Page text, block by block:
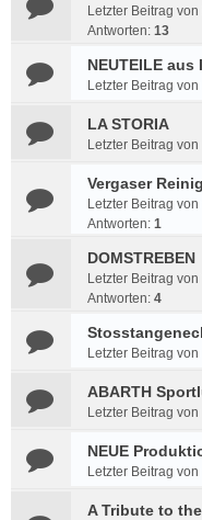
Letzter Beitrag von
Antworten: 13
NEUTEILE aus
Letzter Beitrag von
LA STORIA
Letzter Beitrag von
Vergaser
Letzter Beitrag von
Antworten: 1
DOMSTREBEN
Letzter Beitrag von
Antworten: 4
Letzter Beitrag von
ABARTH
Letzter Beitrag von
NEUE
Letzter Beitrag von
A Tribute to